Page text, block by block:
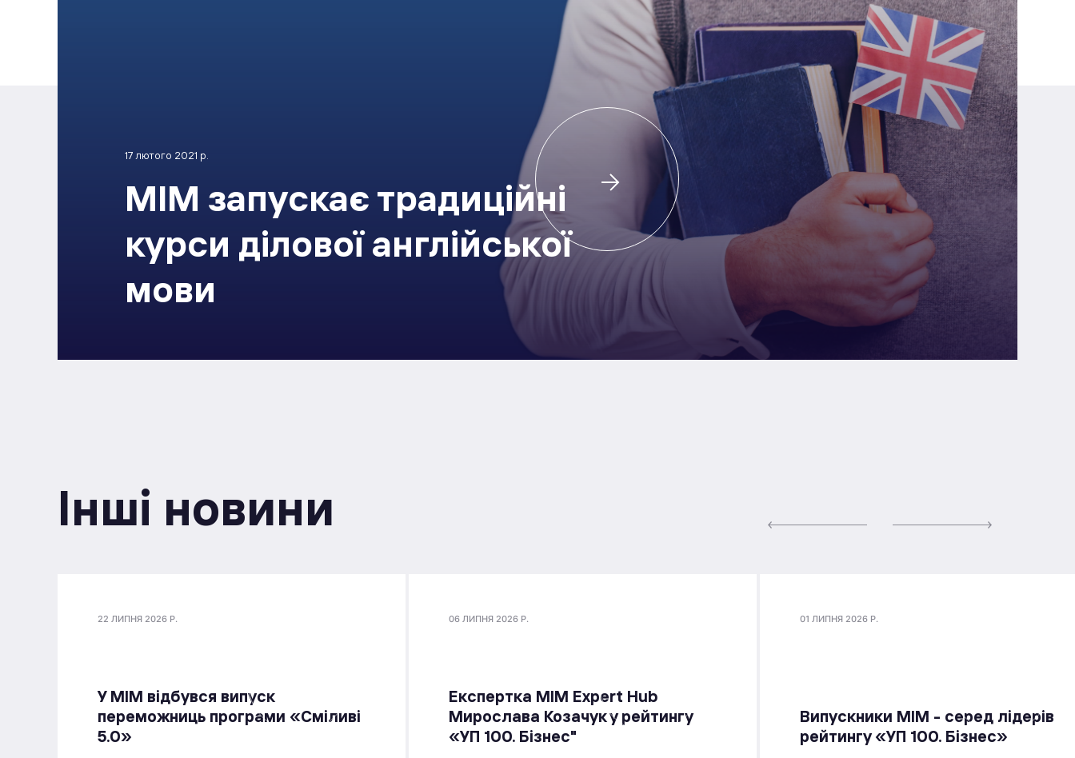
17 лютого 2021 р.
МІМ запускає традиційні
курси ділової англійської
мови
Інші новини
22 ЛИПНЯ 2026 Р.
У МІМ відбувся випуск
переможниць програми «Сміливі
5.0»
06 ЛИПНЯ 2026 Р.
Експертка MIM Expert Hub
Мирослава Козачук у рейтингу
«УП 100. Бізнес"
01 ЛИПНЯ 2026 Р.
Випускники МІМ - серед лідерів
рейтингу «УП 100. Бізнес»